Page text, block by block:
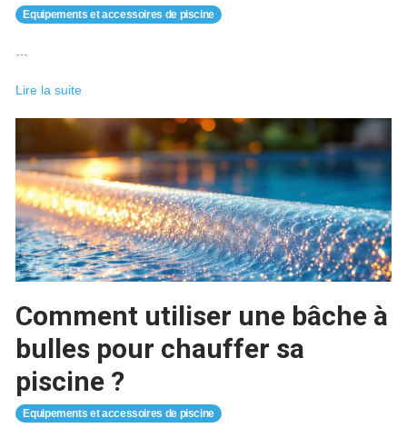
Equipements et accessoires de piscine
Liner
commander
et
poser
son
revêtement
Lire la suite
Comment utiliser une bâche à
bulles pour chauffer sa
piscine ?
Equipements et accessoires de piscine